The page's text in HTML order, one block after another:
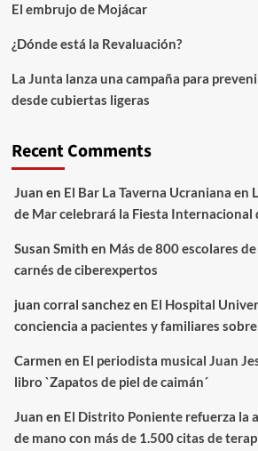
El embrujo de Mojácar
¿Dónde está la Revaluación?
La Junta lanza una campaña para
desde cubiertas ligeras
Recent Comments
Juan en El Bar La Taverna Ucraniana en
de Mar celebrará la Fiesta Internacional
Susan Smith en Más de 800 escolares
carnés de ciberexpertos
juan corral sanchezen El Hospital
conciencia a pacientes y familiares
Carmen en El periodista musical Juan
libro `Zapatos de piel de caimán´
Juan en El Distrito Poniente refuerza la
de mano con más de 1.500 citas de